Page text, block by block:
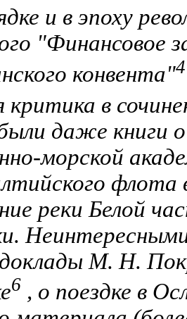
и в эпоху
"Финансовое
конвента"4
критика в
даже книги
морской
флота
реки Белой
доклады М. Н.
6 , о поездке в